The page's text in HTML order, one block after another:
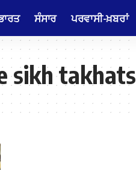
ਸੰਸਾਰ ਪਰਵਾਸੀ-ਖ਼ਬਰਾਂ
sikh takhats